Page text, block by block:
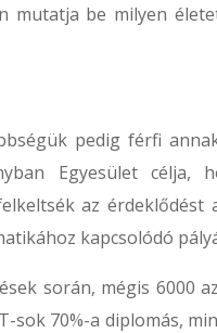
mutatja be milyen
pedig férfi
Egyesület célja,
az érdeklődést
kapcsolódó
során, mégis 6000
70%-a diplomás,